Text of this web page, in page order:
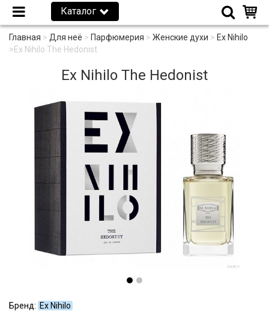
Каталог
Главная > Для неё > Парфюмерия > Женские духи > Ex Nihilo
>Ex Nihilo The Hedonist
Ex Nihilo The Hedonist
Бренд: Ex Nihilo